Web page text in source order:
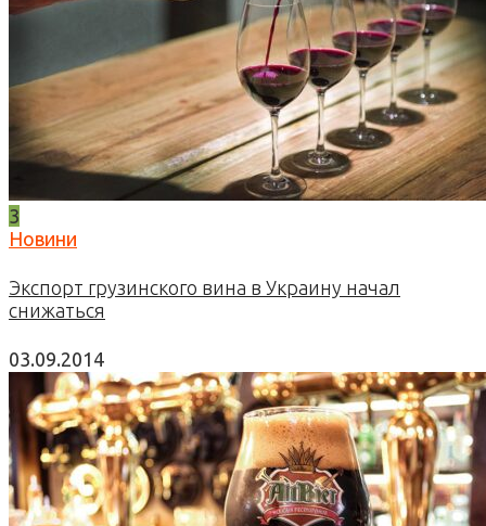
3
Новини
Экспорт грузинского вина в Украину начал
снижаться
03.09.2014